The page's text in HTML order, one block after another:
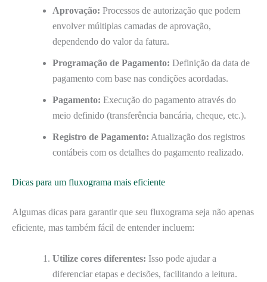
Aprovação: Processos de autorização que podem
envolver múltiplas camadas de aprovação,
dependendo do valor da fatura.
Programação de Pagamento: Definição da data de
pagamento com base nas condições acordadas.
Pagamento: Execução do pagamento através do
meio definido (transferência bancária, cheque, etc.).
Registro de Pagamento: Atualização dos registros
contábeis com os detalhes do pagamento realizado.
Dicas para um fluxograma mais eficiente
Algumas dicas para garantir que seu fluxograma seja não apenas
eficiente, mas também fácil de entender incluem:
Utilize cores diferentes: Isso pode ajudar a
diferenciar etapas e decisões, facilitando a leitura.